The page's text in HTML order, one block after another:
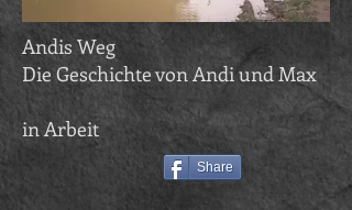
Andis Weg
Die Geschichte von Andi und Max
in Arbeit
Share